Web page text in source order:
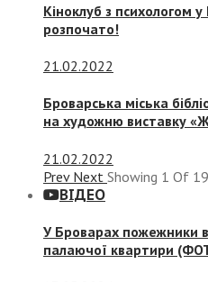
Кіноклуб з психологом
розпочато!
21.02.2022
Броварська міська
на художню виставку
21.02.2022
Prev Next Showing 1 Of 19
ВІДЕО
У Броварах пожежники
палаючої квартири